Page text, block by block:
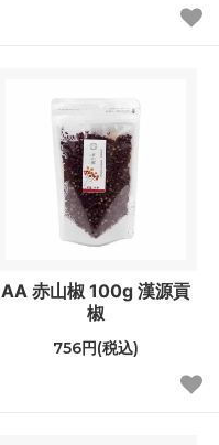
AA 赤山椒 100g 漢源貢
椒
756円(税込)